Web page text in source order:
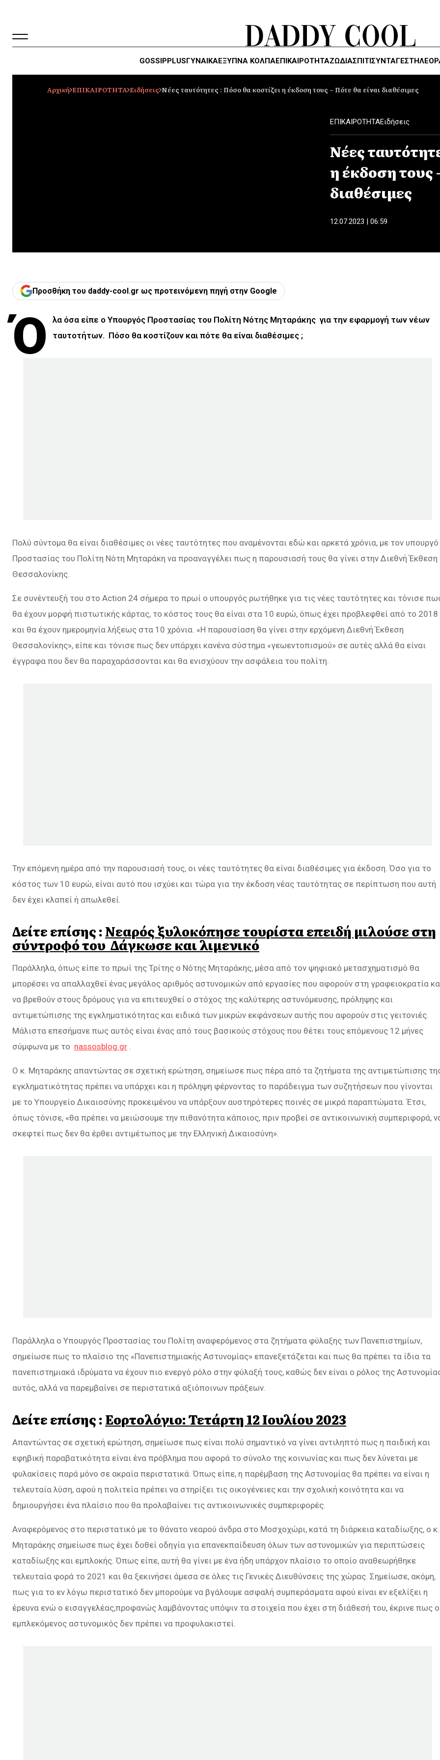
GOSSIPPLUSΓΥΝΑΙΚΑΈΞΥΠΝΑ ΚΌΛΠΑΕΠΙΚΑΙΡΟΤΗΤΑΖΏΔΙΑΣΠΙΤΙΣΥΝΤΑΓΕΣ
Αρχική ΕΠΙΚΑΙΡΟΤΗΤΑ Ειδήσεις Νέες ταυτότητες : Πόσο θα κοστίζει η έκδοση τους – Πότε θα είναι διαθέσιμες
ΕΠΙΚΑΙΡΟΤΗΤΑΕιδήσεις
Νέες
η έκδοση τους
διαθέσιμες
12.07.2023 | 06:59
Προσθήκη του daddy-cool.gr ως προτεινόμενη πηγή στην Google
Ό
λα όσα είπε ο Υπουργός Προστασίας του Πολίτη Νότης Μηταράκης για την εφαρμογή των νέων
ταυτοτήτων. Πόσο θα κοστίζουν και πότε θα είναι διαθέσιμες ;
Πολύ σύντομα θα είναι διαθέσιμες οι νέες ταυτότητες που αναμένονται εδώ και αρκετά χρόνια, με τον υπουργό
Προστασίας του Πολίτη Νότη Μηταράκη να προαναγγέλει πως η παρουσιασή τους θα γίνει στην Διεθνή Έκθεση
Θεσσαλονίκης.
Σε συνέντευξή του στο Action 24 σήμερα το πρωί ο υπουργός ρωτήθηκε για τις νέες ταυτότητες και τόνισε
θα έχουν μορφή πιστωτικής κάρτας, το κόστος τους θα είναι στα 10 ευρώ, όπως έχει προβλεφθεί από το 2018
και θα έχουν ημερομηνία λήξεως στα 10 χρόνια. «Η παρουσίαση θα γίνει στην ερχόμενη Διεθνή Έκθεση
Θεσσαλονίκης», είπε και τόνισε πως δεν υπάρχει κανένα σύστημα «γεωεντοπισμού» σε αυτές αλλά θα είναι
έγγραφα που δεν θα παραχαράσσονται και θα ενισχύουν την ασφάλεια του πολίτη.
Την επόμενη ημέρα από την παρουσιασή τους, οι νέες ταυτότητες θα είναι διαθέσιμες για έκδοση. Όσο για το
κόστος των 10 ευρώ, είναι αυτό που ισχύει και τώρα για την έκδοση νέας ταυτότητας σε περίπτωση που αυτή
δεν έχει κλαπεί ή απωλεθεί.
Δείτε επίσης :Νεαρός ξυλοκόπησε τουρίστα επειδή μιλούσε στη
σύντροφό του Δάγκωσε και λιμενικό
Παράλληλα, όπως είπε το πρωί της Τρίτης ο Νότης Μηταράκης, μέσα από τον ψηφιακό μετασχηματισμό θα
μπορέσει να απαλλαχθεί ένας μεγάλος αριθμός αστυνομικών από εργασίες που αφορούν στη γραφειοκρατία
να βρεθούν στους δρόμους για να επιτευχθεί ο στόχος της καλύτερης αστυνόμευσης, πρόληψης και
αντιμετώπισης της εγκληματικότητας και ειδικά των μικρών εκφάνσεων αυτής που αφορούν στις γειτονιές.
Μάλιστα επεσήμανε πως αυτός είναι ένας από τους βασικούς στόχους που θέτει τους επόμενους 12 μήνες
σύμφωνα με το nassosblog.gr
Ο κ. Μηταράκης απαντώντας σε σχετική ερώτηση, σημείωσε πως πέρα από τα ζητήματα της αντιμετώπισης
εγκληματικότητας πρέπει να υπάρχει και η πρόληψη φέρνοντας το παράδειγμα των συζητήσεων που γίνονται
με το Υπουργείο Δικαιοσύνης προκειμένου να υπάρξουν αυστηρότερες ποινές σε μικρά παραπτώματα. Έτσι,
όπως τόνισε, «θα πρέπει να μειώσουμε την πιθανότητα κάποιος, πριν προβεί σε αντικοινωνική συμπεριφορά,
σκεφτεί πως δεν θα έρθει αντιμέτωπος με την Ελληνική Δικαιοσύνη».
Παράλληλα ο Υπουργός Προστασίας του Πολίτη αναφερόμενος στα ζητήματα φύλαξης των Πανεπιστημίων,
σημείωσε πως το πλαίσιο της «Πανεπιστημιακής Αστυνομίας» επανεξετάζεται και πως θα πρέπει τα ίδια τα
πανεπιστημιακά ιδρύματα να έχουν πιο ενεργό ρόλο στην φύλαξή τους, καθώς δεν είναι ο ρόλος της
αυτός, αλλά να παρεμβαίνει σε περιστατικά αξιόποινων πράξεων.
Δείτε επίσης :Εορτολόγιο: Τετάρτη 12 Ιουλίου 2023
Απαντώντας σε σχετική ερώτηση, σημείωσε πως είναι πολύ σημαντικό να γίνει αντιληπτό πως η παιδική και
εφηβική παραβατικότητα είναι ένα πρόβλημα που αφορά το σύνολο της κοινωνίας και πως δεν λύνεται με
φυλακίσεις παρά μόνο σε ακραία περιστατικά. Όπως είπε, η παρέμβαση της Αστυνομίας θα πρέπει να είναι η
τελευταία λύση, αφού η πολιτεία πρέπει να στηρίξει τις οικογένειες και την σχολική κοινότητα και να
δημιουργήσει ένα πλαίσιο που θα προλαβαίνει τις αντικοινωνικές συμπεριφορές.
Αναφερόμενος στο περιστατικό με το θάνατο νεαρού άνδρα στο Μοσχοχώρι, κατά τη διάρκεια καταδίωξης, ο κ.
Μηταράκης σημείωσε πως έχει δοθεί οδηγία για επανεκπαίδευση όλων των αστυνομικών για περιπτώσεις
καταδίωξης και εμπλοκής. Όπως είπε, αυτή θα γίνει με ένα ήδη υπάρχον πλαίσιο το οποίο αναθεωρήθηκε
τελευταία φορά το 2021 και θα ξεκινήσει άμεσα σε όλες τις Γενικές Διευθύνσεις της χώρας. Σημείωσε, ακόμη,
πως για το εν λόγω περιστατικό δεν μπορούμε να βγάλουμε ασφαλή συμπεράσματα αφού είναι εν εξελίξει η
έρευνα ενώ ο εισαγγελέας,προφανώς λαμβάνοντας υπόψιν τα στοιχεία που έχει στη διάθεσή του, έκρινε πως ο
εμπλεκόμενος αστυνομικός δεν πρέπει να προφυλακιστεί.